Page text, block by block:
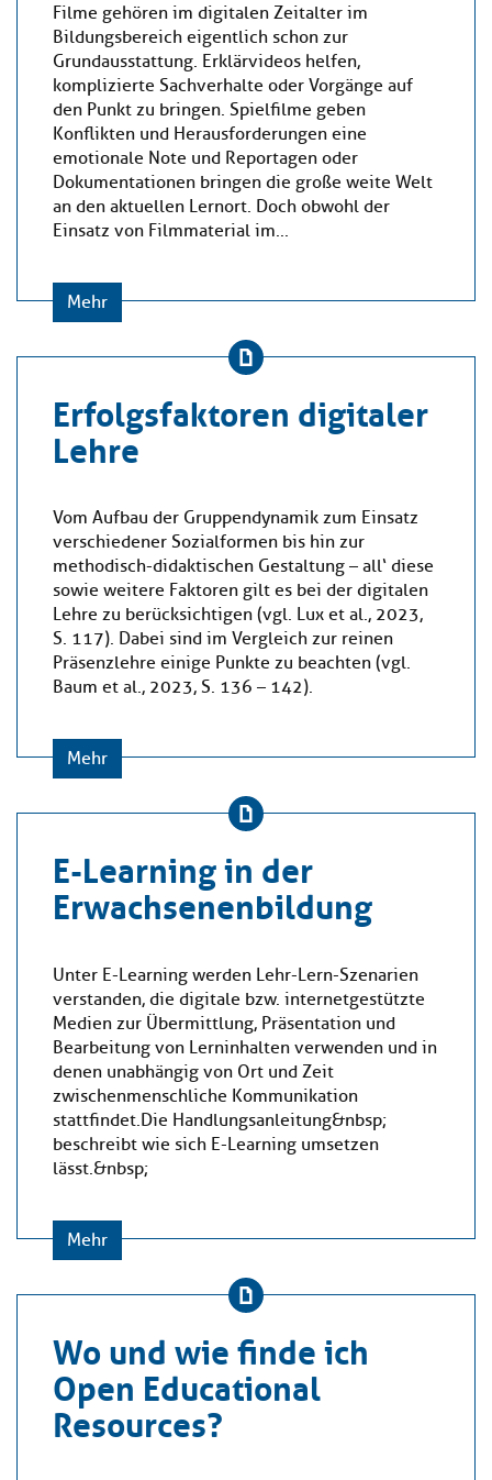
Filme gehören im digitalen Zeitalter im
Bildungsbereich eigentlich schon zur
Grundausstattung. Erklärvideos helfen,
komplizierte Sachverhalte oder Vorgänge auf
den Punkt zu bringen. Spielfilme geben
Konflikten und Herausforderungen eine
emotionale Note und Reportagen oder
Dokumentationen bringen die große weite Welt
an den aktuellen Lernort. Doch obwohl der
Einsatz von Filmmaterial im...
Mehr
Erfolgsfaktoren digitaler
Lehre
Vom Aufbau der Gruppendynamik zum Einsatz
verschiedener Sozialformen bis hin zur
methodisch-didaktischen Gestaltung – all‘ diese
sowie weitere Faktoren gilt es bei der digitalen
Lehre zu berücksichtigen (vgl. Lux et al., 2023,
S. 117). Dabei sind im Vergleich zur reinen
Präsenzlehre einige Punkte zu beachten (vgl.
Baum et al., 2023, S. 136 – 142).
Mehr
E-Learning in der
Erwachsenenbildung
Unter E-Learning werden Lehr-Lern-Szenarien
verstanden, die digitale bzw. internetgestützte
Medien zur Übermittlung, Präsentation und
Bearbeitung von Lerninhalten verwenden und in
denen unabhängig von Ort und Zeit
zwischenmenschliche Kommunikation
stattfindet.Die Handlungsanleitung&nbsp;
beschreibt wie sich E-Learning umsetzen
lässt.&nbsp;
Mehr
Wo und wie finde ich
Open Educational
Resources?